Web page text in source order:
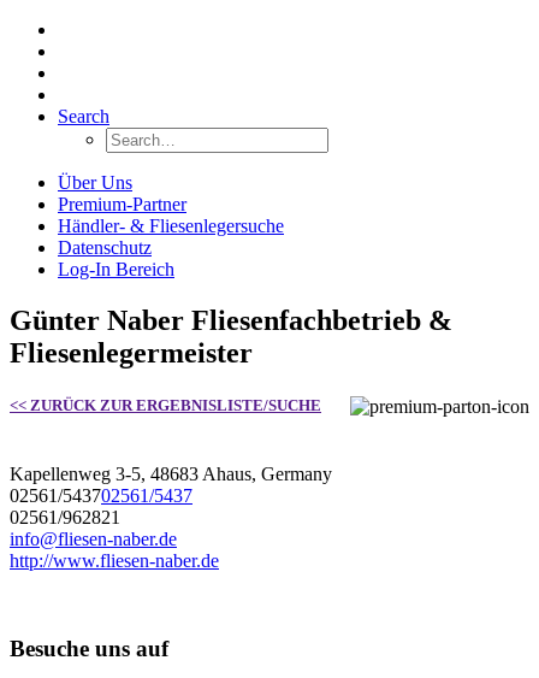
Search
Über Uns
Premium-Partner
Händler- & Fliesenlegersuche
Datenschutz
Log-In Bereich
Günter Naber Fliesenfachbetrieb &
Fliesenlegermeister
<< ZURÜCK ZUR ERGEBNISLISTE/SUCHE
Kapellenweg 3-5, 48683 Ahaus, Germany
02561/543702561/5437
02561/962821
info@fliesen-naber.de
http://www.fliesen-naber.de
Besuche uns auf